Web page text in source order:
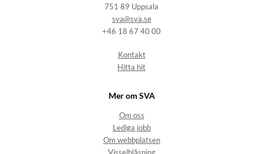
751 89 Uppsala
sva@sva.se
+46 18 67 40 00
Kontakt
Hitta hit
Mer om SVA
Om oss
Lediga jobb
Om webbplatsen